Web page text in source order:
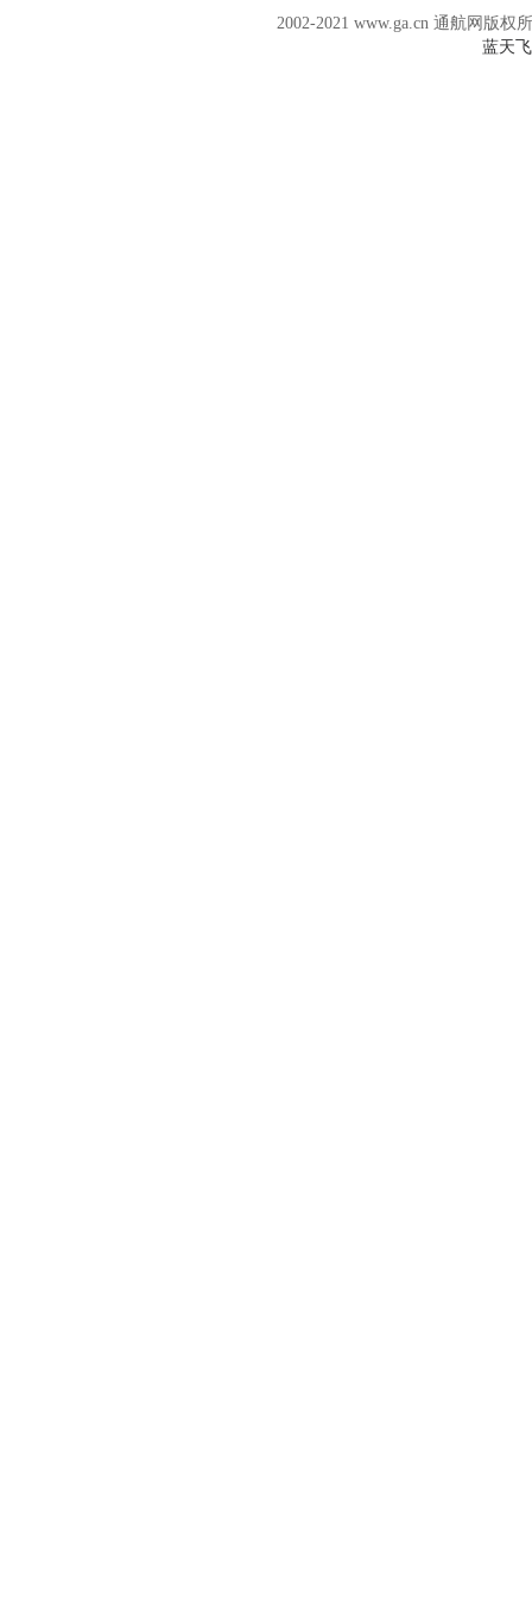
2002-2021 www.ga.cn 通航网版权
蓝天